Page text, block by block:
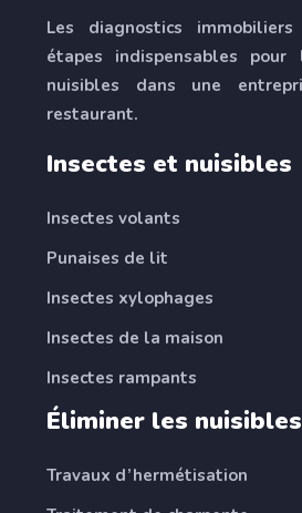
Les diagnostics
étapes indispensables
nuisibles dans une
restaurant.
Insectes et nuisibles
Insectes volants
Punaises de lit
Insectes xylophages
Insectes de la maison
Insectes rampants
Éliminer les nuisibles
Travaux d’hermétisation